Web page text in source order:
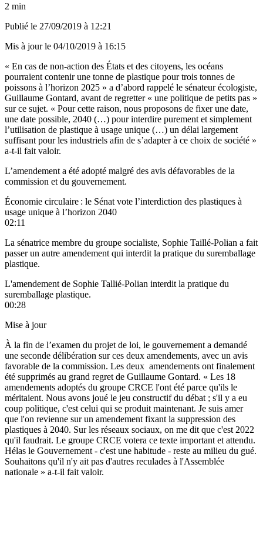
2 min
Publié le 27/09/2019 à 12:21
Mis à jour le 04/10/2019 à 16:15
« En cas de non-action des États et des citoyens, les océans
pourraient contenir une tonne de plastique pour trois tonnes de
poissons à l’horizon 2025 » a d’abord rappelé le sénateur écologiste,
Guillaume Gontard, avant de regretter « une politique de petits pas »
sur ce sujet. « Pour cette raison, nous proposons de fixer une date,
une date possible, 2040 (…) pour interdire purement et simplement
l’utilisation de plastique à usage unique (…) un délai largement
suffisant pour les industriels afin de s’adapter à ce choix de société »
a-t-il fait valoir.
L’amendement a été adopté malgré des avis défavorables de la
commission et du gouvernement.
Économie circulaire : le Sénat vote l’interdiction des plastiques à
usage unique à l’horizon 2040
02:11
La sénatrice membre du groupe socialiste, Sophie Taillé-Polian a fait
passer un autre amendement qui interdit la pratique du suremballage
plastique.
L'amendement de Sophie Tallié-Polian interdit la pratique du
suremballage plastique.
00:28
Mise à jour
À la fin de l’examen du projet de loi, le gouvernement a demandé
une seconde délibération sur ces deux amendements, avec un avis
favorable de la commission. Les deux amendements ont finalement
été supprimés au grand regret de Guillaume Gontard. « Les 18
amendements adoptés du groupe CRCE l'ont été parce qu'ils le
méritaient. Nous avons joué le jeu constructif du débat ; s'il y a eu
coup politique, c'est celui qui se produit maintenant. Je suis amer
que l'on revienne sur un amendement fixant la suppression des
plastiques à 2040. Sur les réseaux sociaux, on me dit que c'est 2022
qu'il faudrait. Le groupe CRCE votera ce texte important et attendu.
Hélas le Gouvernement - c'est une habitude - reste au milieu du gué.
Souhaitons qu'il n'y ait pas d'autres reculades à l'Assemblée
nationale » a-t-il fait valoir.